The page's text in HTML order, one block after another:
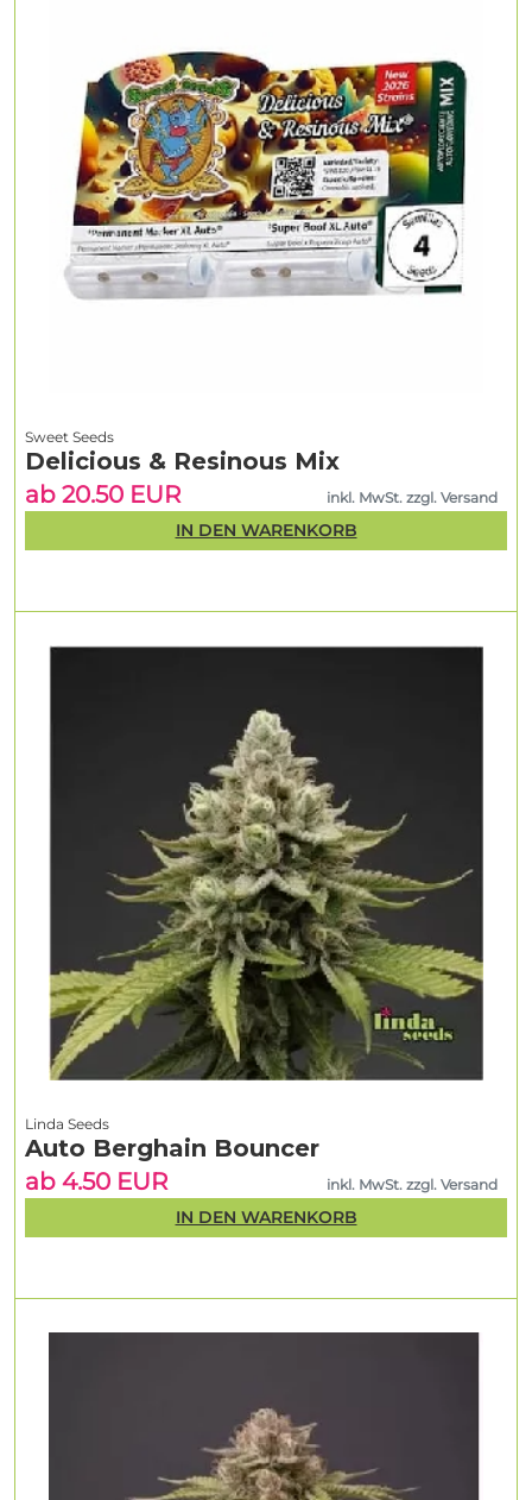
Linda Seeds
Auto Berghain Bouncer
ab 4.50 EUR
inkl. MwSt. zzgl. Versand
IN DEN WARENKORB
Sweet Seeds
Delicious & Resinous Mix
ab 20.50 EUR
inkl. MwSt. zzgl. Versand
IN DEN WARENKORB